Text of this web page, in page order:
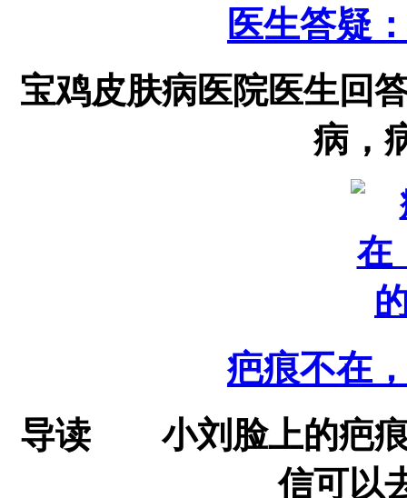
医生答疑
宝鸡皮肤病医院医生回
病，
疤痕不在
导读 小刘脸上的疤痕
信可以